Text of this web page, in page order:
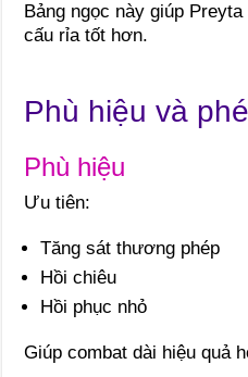
Bảng ngọc này giúp
cấu rỉa tốt hơn.
Phù hiệu và
Phù hiệu
Ưu tiên:
Tăng sát thương phép
Hồi chiêu
Hồi phục nhỏ
Giúp combat dài hiệu quả